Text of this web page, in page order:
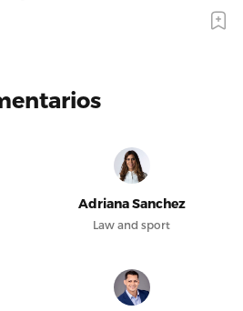
Adriana Sanchez
Law and sport